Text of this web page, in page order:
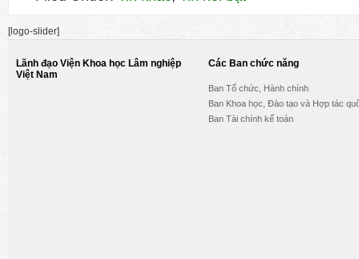
[logo-slider]
Lãnh đạo Viện Khoa học Lâm nghiệp
Việt Nam
Các Ban chức năng
Ban Tổ chức, Hành chính
Ban Khoa học, Đào tạo và Hợp tác
Ban Tài chính kế toán